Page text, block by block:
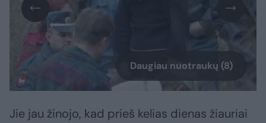
Daugiau nuotraukų (8)
Jie jau žinojo, kad prieš kelias dienas žiauriai